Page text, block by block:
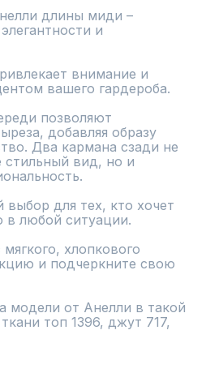
длины миди –
и
внимание и
вашего гардероба.
позволяют
добавляя образу
Два кармана сзади не
вид, но и
для тех, кто хочет
в любой ситуации.
хлопкового
и подчеркните свою
модели от Анелли в такой
топ 1396, джут 717,